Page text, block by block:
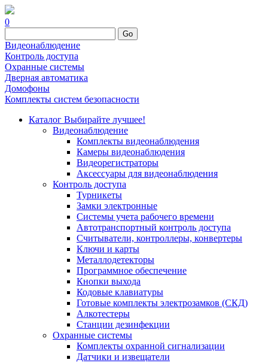
0
Go
Видеонаблюдение
Контроль доступа
Охранные системы
Дверная автоматика
Домофоны
Комплекты систем безопасности
Каталог Выбирайте лучшее!
Видеонаблюдение
Комплекты видеонаблюдения
Камеры видеонаблюдения
Видеорегистраторы
Аксессуары для видеонаблюдения
Контроль доступа
Турникеты
Замки электронные
Системы учета рабочего времени
Автотранспортный контроль доступа
Считыватели, контроллеры, конвертеры
Ключи и карты
Металлодетекторы
Программное обеспечение
Кнопки выхода
Кодовые клавиатуры
Готовые комплекты электрозамков (СКД)
Алкотестеры
Станции дезинфекции
Охранные системы
Комплекты охранной сигнализации
Датчики и извещатели